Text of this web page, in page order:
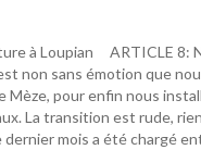
à Loupian ARTICLE 8:
non sans émotion que
Mèze, pour enfin nous
La transition est rude,
mois a été chargé